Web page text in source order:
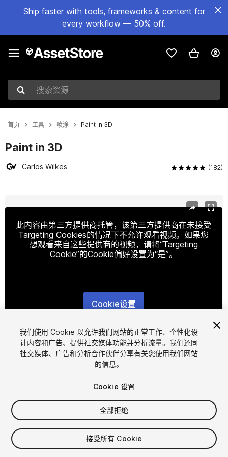
Ship faster with tools, frameworks & content for
every workflow — 50% off.
搜索资源
首页 工具 喷涂 Paint in 3D
Paint in 3D
Carlos Wilkes (182)
此内容由第三方提供商托管，该第三方提供商在未接受
Targeting Cookies的情况下不允许观看视频。如果您
想观看来自这些提供商的视频，请将“Targeting
Cookie”的Cookie偏好设置为“是”。
Cookie设置
1/18
$60
席位
我们使用 Cookie 以允许我们网站的正常工作、个性化设
计内容和广告、提供社交媒体功能并分析流量。我们还同
社交媒体、广告和分析合作伙伴分享有关您使用我们网站
的信息。
Cookie 设置
全部拒绝
接受所有 Cookie